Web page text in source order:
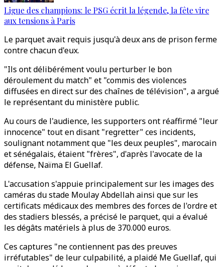
Ligue des champions: le PSG écrit la légende, la fête vire
aux tensions à Paris
Le parquet avait requis jusqu'à deux ans de prison ferme
contre chacun d'eux.
"Ils ont délibérément voulu perturber le bon
déroulement du match" et "commis des violences
diffusées en direct sur des chaînes de télévision", a argué
le représentant du ministère public.
Au cours de l'audience, les supporters ont réaffirmé "leur
innocence" tout en disant "regretter" ces incidents,
soulignant notamment que "les deux peuples", marocain
et sénégalais, étaient "frères", d'après l'avocate de la
défense, Naïma El Guellaf.
L'accusation s'appuie principalement sur les images des
caméras du stade Moulay Abdellah ainsi que sur les
certificats médicaux des membres des forces de l'ordre et
des stadiers blessés, a précisé le parquet, qui a évalué
les dégâts matériels à plus de 370.000 euros.
Ces captures "ne contiennent pas des preuves
irréfutables" de leur culpabilité, a plaidé Me Guellaf, qui